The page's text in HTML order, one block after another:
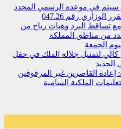
سیتم في موعده الرسمي المحدد
رقم 047.26
تساقط البرد وهبات رياح من
من مناطق المملكة
الجمعة
لتمثيل جلالة الملك في حفل
الجديد
إعادة القاصرين غير المرفوقين
الملكية السامية